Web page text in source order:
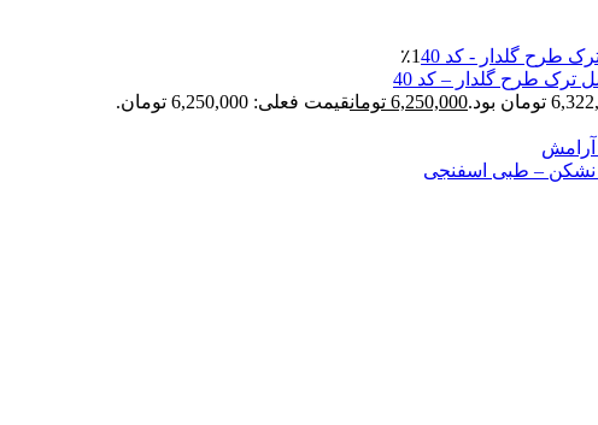
٪1
ترک طرح گلدار – کد 40
6,250,000 تومانقیمت فعلی: 6,250,000 تومان.
نشکن – طبی اسفنجی